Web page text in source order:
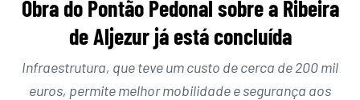
Obra do Pontão Pedonal sobre a Ribeira
de Aljezur já está concluída
Infraestrutura, que teve um custo de cerca de 200 mil
euros, permite melhor mobilidade e segurança aos